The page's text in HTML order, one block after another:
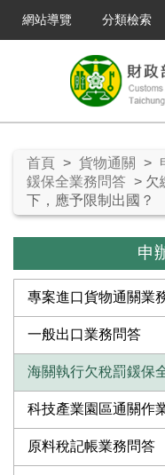
網站導覽 分類檢索
首頁 > 貨物通關 >
鍰保全業務問答 > 欠
下，應予限制出國？
申
專案進口貨物通關業
一般出口業務問答
海關執行欠稅罰鍰保
科技產業園區通關作
原料稅記帳業務問答